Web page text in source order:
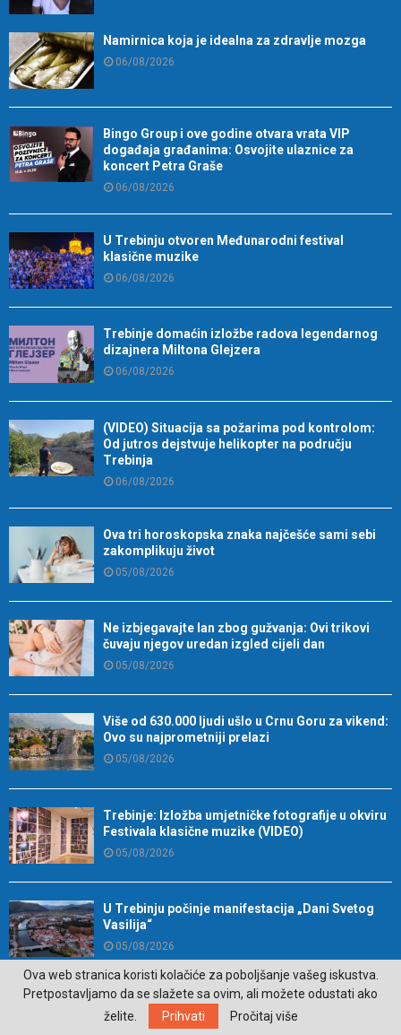
Namirnica koja je idealna za zdravlje mozga
06/08/2026
Bingo Group i ove godine otvara vrata VIP
događaja građanima: Osvojite ulaznice za
koncert Petra Graše
06/08/2026
U Trebinju otvoren Međunarodni festival
klasične muzike
06/08/2026
Trebinje domaćin izložbe radova legendarnog
dizajnera Miltona Glejzera
06/08/2026
(VIDEO) Situacija sa požarima pod kontrolom:
Od jutros dejstvuje helikopter na području
Trebinja
06/08/2026
Ova tri horoskopska znaka najčešće sami sebi
zakomplikuju život
05/08/2026
Ne izbjegavajte lan zbog gužvanja: Ovi trikovi
čuvaju njegov uredan izgled cijeli dan
05/08/2026
Više od 630.000 ljudi ušlo u Crnu Goru za vikend:
Ovo su najprometniji prelazi
05/08/2026
Trebinje: Izložba umjetničke fotografije u okviru
Festivala klasične muzike (VIDEO)
05/08/2026
U Trebinju počinje manifestacija „Dani Svetog
Vasilija“
05/08/2026
U trebinjskoj biblioteci u petak promocija romana
„Ilirik“ Dragana Glogovca
05/08/2026
Ova web stranica koristi kolačiće za poboljšanje vašeg iskustva.
Pretpostavljamo da se slažete sa ovim, ali možete odustati ako
želite.
Prihvati Pročitaj više